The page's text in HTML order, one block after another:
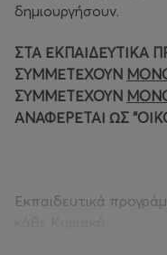
δημιουργήσουν.
ΣΤΑ ΕΚΠΑΙΔΕΥΤΙΚΑ
ΣΥΜΜΕΤΕΧΟΥΝ
ΣΥΜΜΕΤΕΧΟΥΝ
ΑΝΑΦΕΡΕΤΑΙ ΩΣ
Εκπαιδευτικά